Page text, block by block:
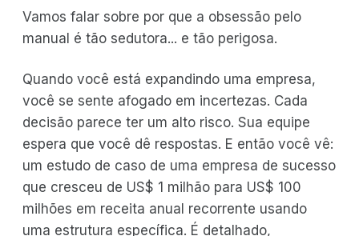
Vamos falar sobre por que a obsessão pelo
manual é tão sedutora... e tão perigosa.
Quando você está expandindo uma empresa,
você se sente afogado em incertezas. Cada
decisão parece ter um alto risco. Sua equipe
espera que você dê respostas. E então você vê:
um estudo de caso de uma empresa de sucesso
que cresceu de US$ 1 milhão para US$ 100
milhões em receita anual recorrente usando
uma estrutura específica. É detalhado,